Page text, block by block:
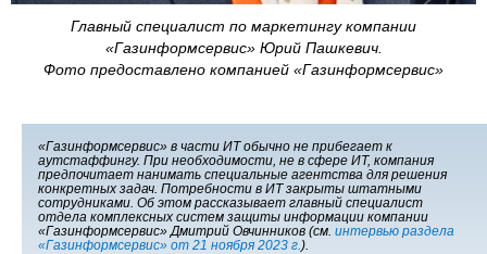
Главный специалист по маркетингу компании
«Газинформсервис» Юрий Пашкевич.
Фото предоставлено компанией «Газинформсервис»
«Газинформсервис» в части ИТ обычно не прибегает к
аутстаффингу. При необходимости, не в сфере ИТ, компания
предпочитает нанимать специальные агентства для решения
конкретных задач. Потребности в ИТ закрыты штатными
сотрудниками. Об этом рассказывает главный специалист
отдела комплексных систем защиты информации компании
«Газинформсервис» Дмитрий Овчинников (см. интервью раздела
«Газинформсервис» от 21 ноября 2023 г.).